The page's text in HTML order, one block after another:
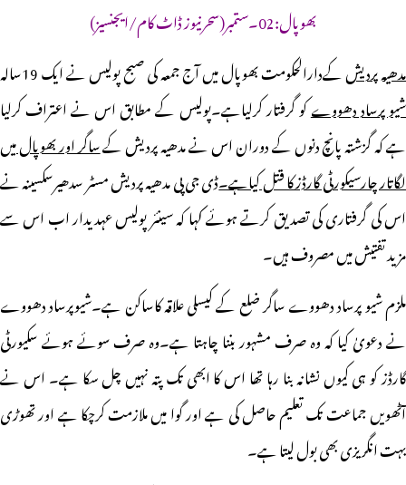
بھوپال:02۔ستمبر(سحرنیوز ڈاٹ کام/ایجنسیز)
مدھیہ پردیشکےدارالحکومت بھوپال میں آج جمعہ کی صبح پولیس نے ایک 19سالہ
شیو پرساد دھووےکو گرفتار کرلیاہے۔پولیس کے مطابق اس نے اعتراف کرلیا
ہے کہ گزشتہ پانچ دنوں کے دوران اس نے مدھیہ پردیش کےساگر اور بھوپال میں
لگاتار چارسیکورٹی گارڈز کا قتل کیاہے۔ڈی جی پی مدھیہ پردیش مسٹر سدھیرسکسینہ نے
اس کی گرفتاری کی تصدیق کرتے ہوئے کہا کہ سینئر پولیس عہدیدار اب اس سے
مزید تفتیش میں مصروف ہیں۔
ملزم شیو پرساد دھووے ساگر ضلع کے کیسلی علاقہ کاساکن ہے۔شیوپرساد دھووے
نے دعویٰ کیا کہ وہ صرف مشہور بننا چاہتا ہے۔وہ صرف سوئے ہوئے سکیورٹی
گارڈز کو ہی کیوں نشانہ بنا رہا تھا اس کا ابھی تک پتہ نہیں چل سکا ہے۔ اس نے
آٹھویں جماعت تک تعلیم حاصل کی ہے اور گوا میں ملازمت کرچکا ہے اور تھوڑی
بہت انگریزی بھی بول لیتا ہے۔